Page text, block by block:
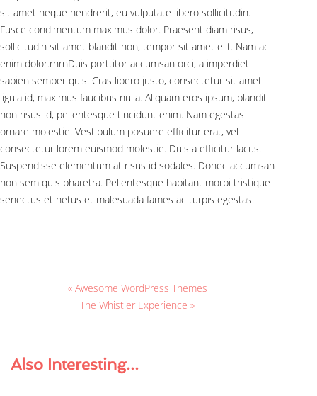
sit amet neque hendrerit, eu vulputate libero sollicitudin.
Fusce condimentum maximus dolor. Praesent diam risus,
sollicitudin sit amet blandit non, tempor sit amet elit. Nam ac
enim dolor.rnrnDuis porttitor accumsan orci, a imperdiet
sapien semper quis. Cras libero justo, consectetur sit amet
ligula id, maximus faucibus nulla. Aliquam eros ipsum, blandit
non risus id, pellentesque tincidunt enim. Nam egestas
ornare molestie. Vestibulum posuere efficitur erat, vel
consectetur lorem euismod molestie. Duis a efficitur lacus.
Suspendisse elementum at risus id sodales. Donec accumsan
non sem quis pharetra. Pellentesque habitant morbi tristique
senectus et netus et malesuada fames ac turpis egestas.
« Awesome WordPress Themes
The Whistler Experience »
Also Interesting...